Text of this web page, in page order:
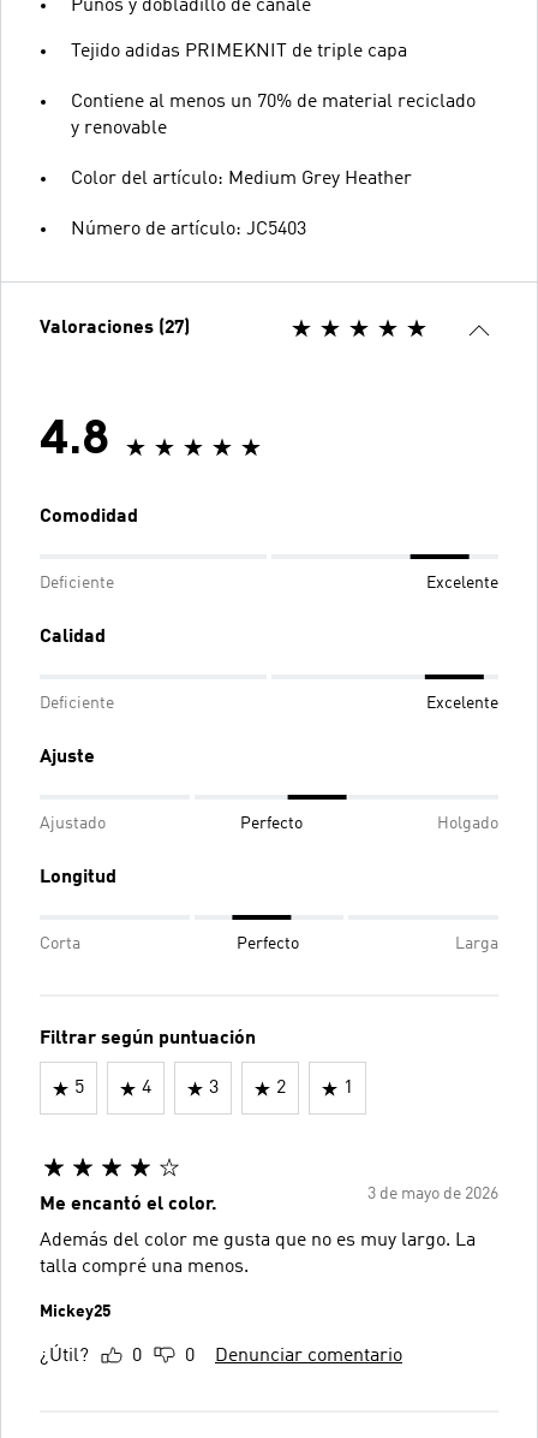
Puños y dobladillo de canalé
Tejido adidas PRIMEKNIT de triple capa
Contiene al menos un 70% de material reciclado
y renovable
Color del artículo: Medium Grey Heather
Número de artículo: JC5403
Valoraciones (27)
4.8
Comodidad
Deficiente Excelente
Calidad
Deficiente Excelente
Ajuste
Ajustado Perfecto Holgado
Longitud
Corta Perfecto Larga
Filtrar según puntuación
5 4 3 2 1
3 de mayo de 2026
Me encantó el color.
Además del color me gusta que no es muy largo. La
talla compré una menos.
Mickey25
¿Útil? 0 0 Denunciar comentario